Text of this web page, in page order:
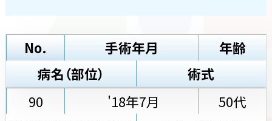
No. 手術年月
年齢
病名（部位）
術式
90
'18年7月
50代